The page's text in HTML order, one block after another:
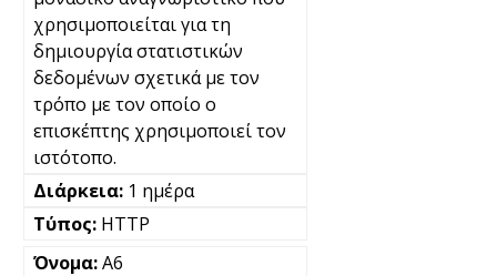
χρησιμοποιείται για τη
δημιουργία στατιστικών
δεδομένων σχετικά με τον
τρόπο με τον οποίο ο
επισκέπτης χρησιμοποιεί τον
ιστότοπο.
1 ημέρα
HTTP
A6